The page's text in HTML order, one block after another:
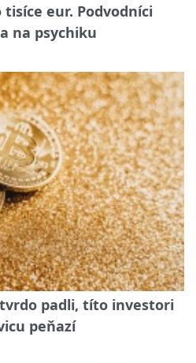
eur. Podvodníci
na psychiku
padli, títo investori
peňazí